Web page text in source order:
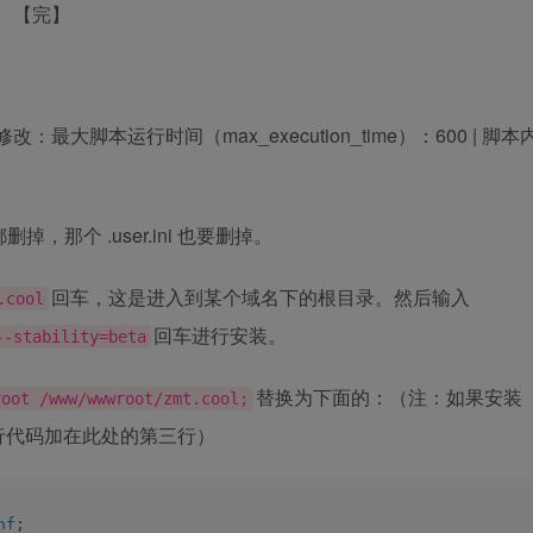
【完】
改：最大脚本运行时间（max_execution_time）：600 | 脚本
掉，那个 .user.ini 也要删掉。
回车，这是进入到某个域名下的根目录。然后输入
stability=beta 回车进行安装。
/www/wwwroot/zmt.cool;
替换为下面的：（注：如果安装
码加在此处的第三行）
;